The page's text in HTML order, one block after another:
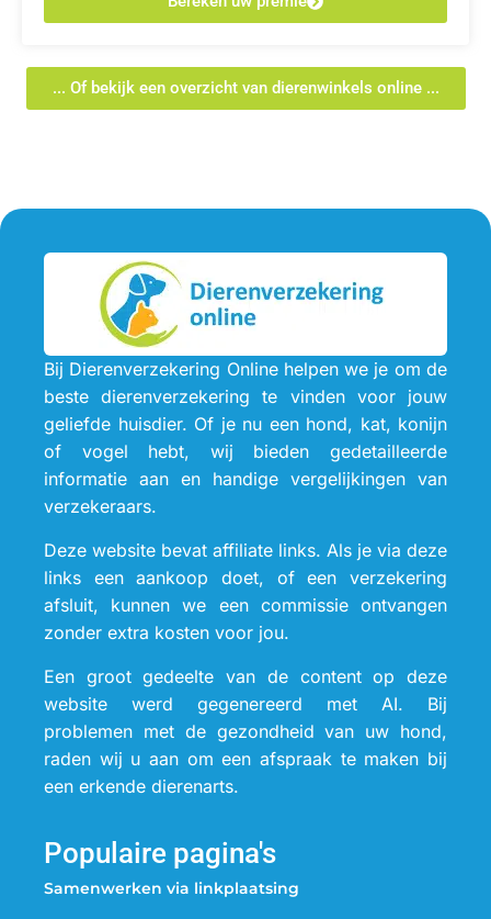
... Of bekijk een overzicht van dierenwinkels online ...
Bij Dierenverzekering Online helpen we je om de
beste dierenverzekering te vinden voor jouw
geliefde huisdier. Of je nu een hond, kat, konijn
of vogel hebt, wij bieden gedetailleerde
informatie aan en handige vergelijkingen van
verzekeraars.
Deze website bevat affiliate links. Als je via deze
links een aankoop doet, of een verzekering
afsluit, kunnen we een commissie ontvangen
zonder extra kosten voor jou.
Een groot gedeelte van de content op deze
website werd gegenereerd met AI. Bij
problemen met de gezondheid van uw hond,
raden wij u aan om een afspraak te maken bij
een erkende dierenarts.
Populaire pagina's
Samenwerken via linkplaatsing